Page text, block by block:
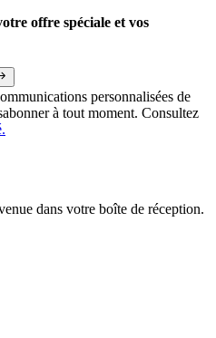
offre spéciale et vos
personnalisées de
à tout moment. Consultez
dans votre boîte de réception.